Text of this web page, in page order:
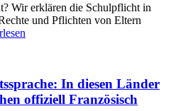
Wir erklären die Schulpflicht in
und Pflichten von Eltern
In diesen Länder
offiziell Französisch